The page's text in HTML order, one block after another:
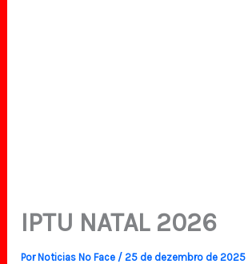
IPTU NATAL 2026
Por Noticias No Face /25 de dezembro de 2025